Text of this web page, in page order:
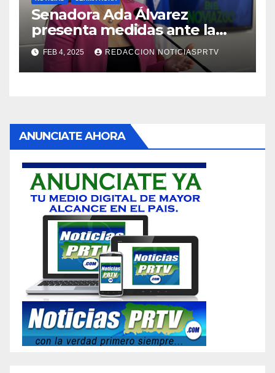
Senadora Ada Álvarez
presenta medidas ante la
violencia en el noviazgo
FEB 4, 2025 REDACCION NOTICIASPRTV
ANUNCIATE AHORA